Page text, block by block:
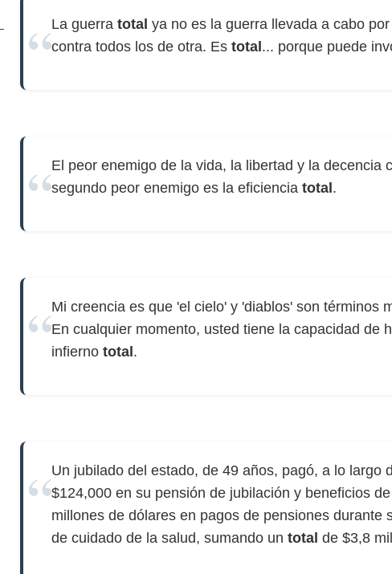
La guerra total ya no es la guerra llevada a cabo
contra todos los de otra. Es total ... porque puede
El peor enemigo de la vida, la libertad y la decencia
segundo peor enemigo es la eficiencia total .
Mi creencia es que 'el cielo' y 'diablos' son términos
En cualquier momento, usted tiene la capacidad de
infierno total .
Un jubilado del estado, de 49 años, pagó, a lo largo
$124,000 en su pensión de jubilación y beneficios
millones de dólares en pagos de pensiones durante
de cuidado de la salud, sumando un total de $3,8